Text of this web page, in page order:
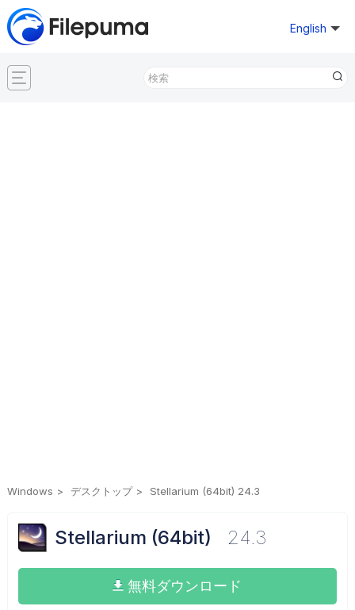
English
Windows デスクトップ Stellarium (64bit) 24.3
Stellarium (64bit) 24.3
無料ダウンロード